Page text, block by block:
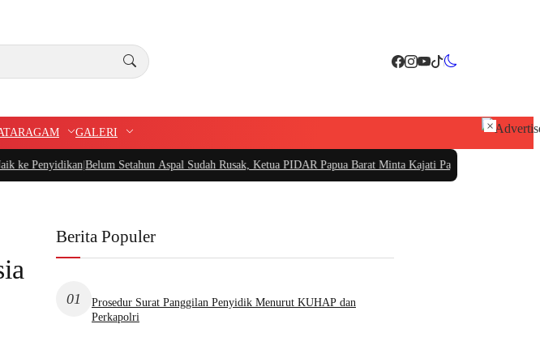
RAGAM GALERI
| Belum Setahun Aspal Sudah Rusak, Ketua PIDAR Papua Barat Minta Kajati Papua Periksa PT. Fajar Papua
Berita Populer
01
Prosedur Surat Panggilan Penyidik Menurut KUHAP dan
Perkapolri
×